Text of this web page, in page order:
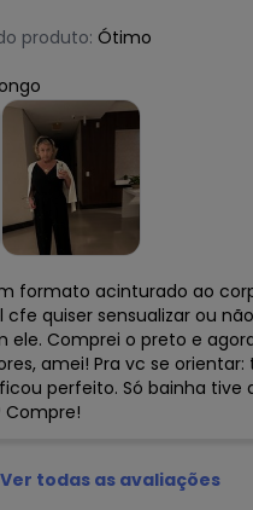
produto: Ótimo
formato acinturado ao
quiser sensualizar ou
ele. Comprei o preto e
amei! Pra vc se orientar:
perfeito. Só bainha tive
Compre!
Ver todas as avaliações